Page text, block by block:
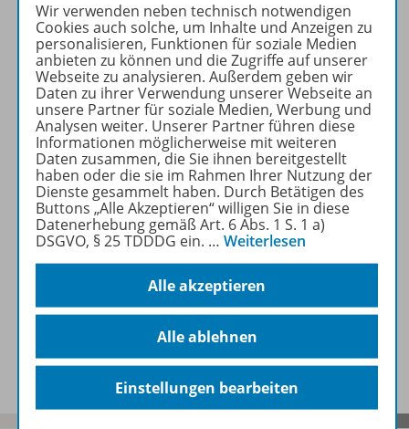
Informationen
Beschreibung
Weitere Inhalte der Ausgabe
Ergänzende Materialien
Wir verwenden neben technisch notwendigen
Cookies auch solche, um Inhalte und Anzeigen zu
personalisieren, Funktionen für soziale Medien
anbieten zu können und die Zugriffe auf unserer
Webseite zu analysieren. Außerdem geben wir
Daten zu ihrer Verwendung unserer Webseite an
unsere Partner für soziale Medien, Werbung und
Analysen weiter. Unserer Partner führen diese
Informationen möglicherweise mit weiteren
Daten zusammen, die Sie ihnen bereitgestellt
haben oder die sie im Rahmen Ihrer Nutzung der
Dienste gesammelt haben. Durch Betätigen des
Buttons „Alle Akzeptieren“ willigen Sie in diese
Datenerhebung gemäß Art. 6 Abs. 1 S. 1 a)
DSGVO, § 25 TDDDG ein. … Weiterlesen
Alle akzeptieren
Alle ablehnen
Einstellungen bearbeiten